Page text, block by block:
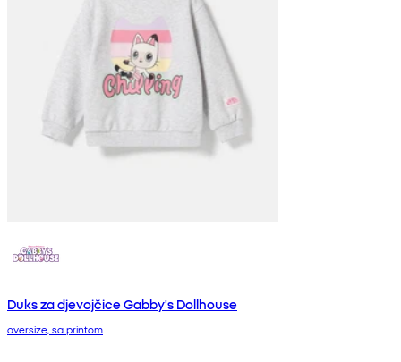
Duks za djevojčice Gabby's Dollhouse
oversize, sa printom